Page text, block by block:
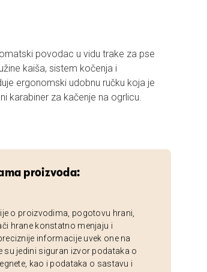
povodac u vidu trake za pse
kaiša, sistem kočenja i
ergonomski udobnu ručku koja je
karabiner za kačenje na ogrlicu.
proizvoda:
o proizvodima, pogotovu hrani,
hrane konstatno menjaju i
informacije uvek one na
jedini siguran izvor podataka o
kao i podataka o sastavu i